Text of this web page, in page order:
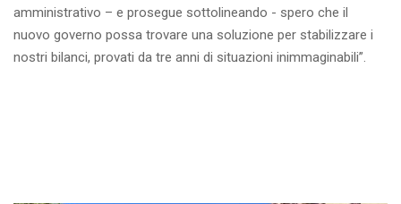
amministrativo – e prosegue sottolineando - spero che il
nuovo governo possa trovare una soluzione per stabilizzare i
nostri bilanci, provati da tre anni di situazioni inimmaginabili”.